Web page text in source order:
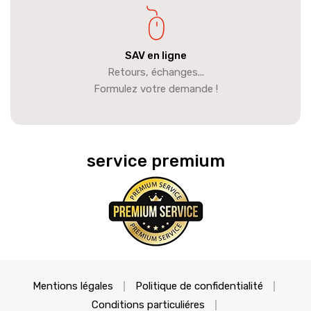
SAV en ligne
Retours, échanges...
Formulez votre demande !
service premium
Mentions légales
Politique de confidentialité
Conditions particuliéres